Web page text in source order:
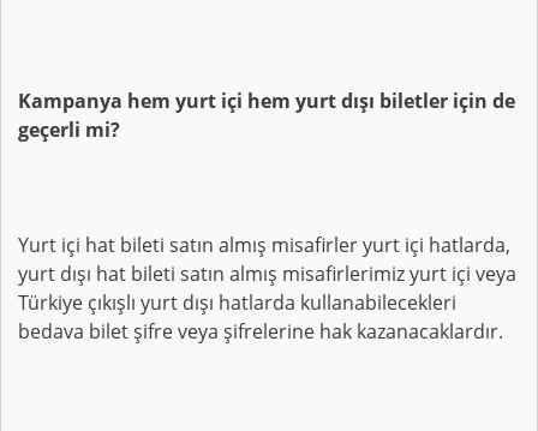
Kampanya hem yurt içi hem yurt dışı biletler için de
geçerli mi?
Yurt içi hat bileti satın almış misafirler yurt içi hatlarda,
yurt dışı hat bileti satın almış misafirlerimiz yurt içi veya
Türkiye çıkışlı yurt dışı hatlarda kullanabilecekleri
bedava bilet şifre veya şifrelerine hak kazanacaklardır.